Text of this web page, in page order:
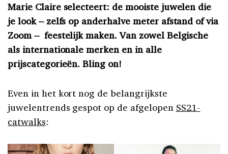
Marie Claire selecteert: de mooiste juwelen die
je look – zelfs op anderhalve meter afstand of via
Zoom – feestelijk maken. Van zowel Belgische
als internationale merken en in alle
prijscategorieën. Bling on!
Even in het kort nog de belangrijkste
juwelentrends gespot op de afgelopen SS21-
catwalks: